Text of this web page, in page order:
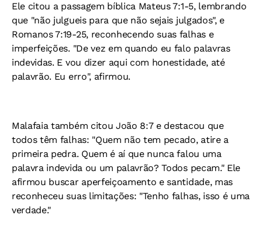
Ele citou a passagem bíblica Mateus 7:1-5, lembrando
que "não julgueis para que não sejais julgados", e
Romanos 7:19-25, reconhecendo suas falhas e
imperfeições. "De vez em quando eu falo palavras
indevidas. E vou dizer aqui com honestidade, até
palavrão. Eu erro", afirmou.
Malafaia também citou João 8:7 e destacou que
todos têm falhas: "Quem não tem pecado, atire a
primeira pedra. Quem é aí que nunca falou uma
palavra indevida ou um palavrão? Todos pecam." Ele
afirmou buscar aperfeiçoamento e santidade, mas
reconheceu suas limitações: "Tenho falhas, isso é uma
verdade."